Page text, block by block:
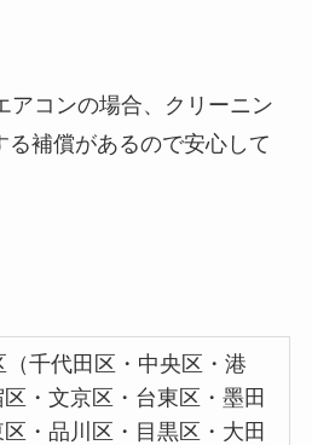
アコンの場合、クリーニン
る補償があるので安心して
（千代田区・中央区・港
・文京区・台東区・墨田
・品川区・目黒区・大田